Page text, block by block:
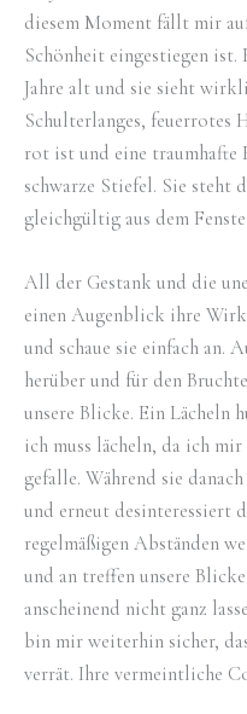
diesem Moment fällt mir
Schönheit eingestiegen
Jahre alt und sie sieht
Schulterlanges, feuerrotes
rot ist und eine traumhafte
schwarze Stiefel. Sie steht
gleichgültig aus dem
All der Gestank und die
einen Augenblick ihre
und schaue sie einfach an.
herüber und für den
unsere Blicke. Ein Lächeln
ich muss lächeln, da ich
gefalle. Während sie
und erneut desinteressiert
regelmäßigen Abständen
und an treffen unsere
anscheinend nicht ganz
bin mir weiterhin sicher,
verrät. Ihre vermeintliche